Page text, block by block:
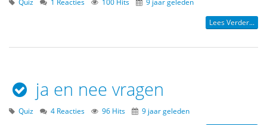
Lees Verder...
ja en nee vragen
Quiz 4 Reacties 96 Hits 9 jaar geleden